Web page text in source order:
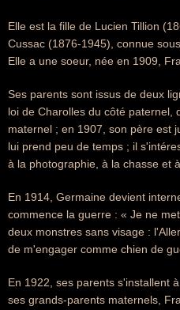
Elle est la fille de Lucien Tillion
Cussac (1876-1945), connue
Elle a une soeur, née en 1909,
Ses parents sont issus de deux
loi de Charolles du côté paternel,
maternel ; en 1907, son père est
lui prend peu de temps ; il
à la photographie, à la chasse et
En 1914, Germaine devient
commence la guerre : « Je ne
deux monstres sans visage :
de m'engager comme chien de
En 1922, ses parents s'installent
ses grands-parents maternels,